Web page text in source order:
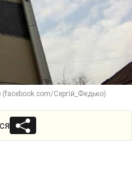
Сергій_Федько)